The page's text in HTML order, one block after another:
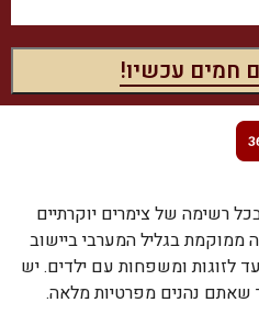
רשימה של צימרים יוקרתיים
ממוקמת בגליל המערבי ביישוב
לזוגות ומשפחות עם ילדים.יש
שאתם נהנים מפרטיות מלאה.